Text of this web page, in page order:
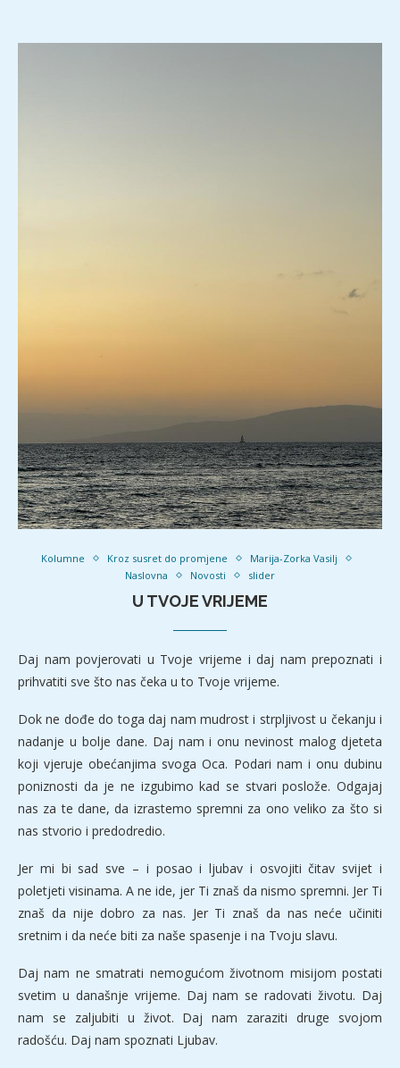
Kolumne Kroz susret do promjene
Marija-Zorka Vasilj
Naslovna
Novosti slider
U TVOJE VRIJEME
Daj nam povjerovati u Tvoje vrijeme i daj nam prepoznati i
prihvatiti sve što nas čeka u to Tvoje vrijeme.
Dok ne dođe do toga daj nam mudrost i strpljivost u čekanju i
nadanje u bolje dane. Daj nam i onu nevinost malog djeteta
koji vjeruje obećanjima svoga Oca. Podari nam i onu dubinu
poniznosti da je ne izgubimo kad se stvari poslože. Odgajaj
nas za te dane, da izrastemo spremni za ono veliko za što si
nas stvorio i predodredio.
Jer mi bi sad sve – i posao i ljubav i osvojiti čitav svijet i
poletjeti visinama. A ne ide, jer Ti znaš da nismo spremni. Jer Ti
znaš da nije dobro za nas. Jer Ti znaš da nas neće učiniti
sretnim i da neće biti za naše spasenje i na Tvoju slavu.
Daj nam ne smatrati nemogućom životnom misijom postati
svetim u današnje vrijeme. Daj nam se radovati životu. Daj
nam se zaljubiti u život. Daj nam zaraziti druge svojom
radošću. Daj nam spoznati Ljubav.